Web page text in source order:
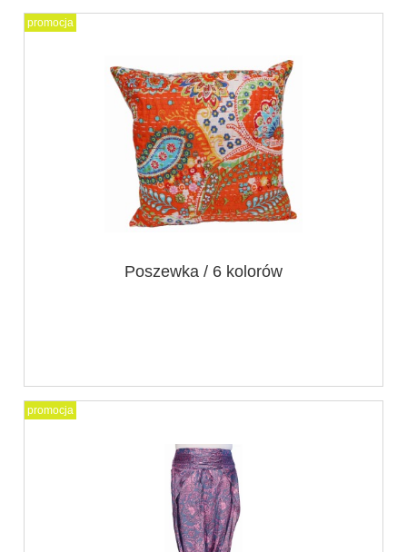
Poszewka / 6 kolorów
promocja
promocja